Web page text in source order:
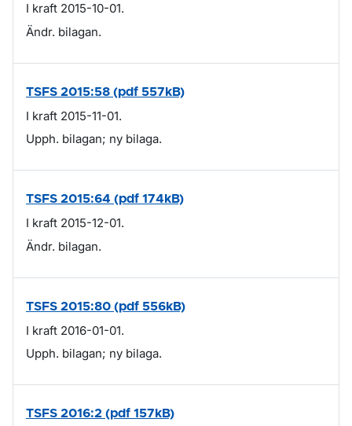
I kraft 2015-10-01.
Ändr. bilagan.
TSFS 2015:58 (pdf 557kB)
I kraft 2015-11-01.
Upph. bilagan; ny bilaga.
TSFS 2015:64 (pdf 174kB)
I kraft 2015-12-01.
Ändr. bilagan.
TSFS 2015:80 (pdf 556kB)
I kraft 2016-01-01.
Upph. bilagan; ny bilaga.
TSFS 2016:2 (pdf 157kB)